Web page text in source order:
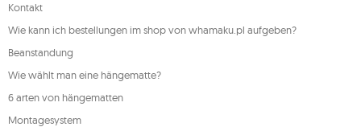
Kontakt
Wie kann ich bestellungen im shop von whamaku.pl aufgeben?
Beanstandung
Wie wählt man eine hängematte?
6 arten von hängematten
Montagesystem